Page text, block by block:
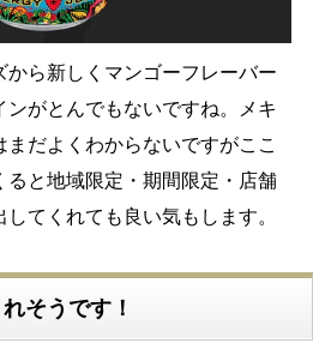
から新しくマンゴーフレーバー
がとんでもないですね。メキ
だよくわからないですがここ
ると地域限定・期間限定・店舗
てくれても良い気もします。
そうです！